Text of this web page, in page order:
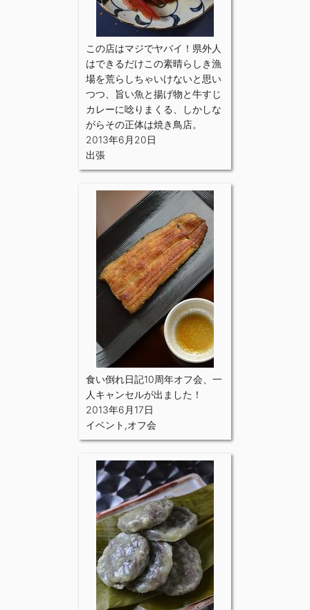
この店はマジでヤバイ！県外人
はできるだけこの素晴らしき漁
場を荒らしちゃいけないと思い
つつ、旨い魚と揚げ物と牛すじ
カレーに唸りまくる、しかしな
がらその正体は焼き鳥店。
2013年6月20日
出張
食い倒れ日記10周年オフ会、一
人キャンセルが出ました！
2013年6月17日
イベント ,オフ会